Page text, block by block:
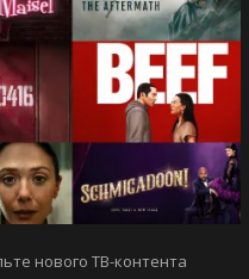
нового ТВ-контента